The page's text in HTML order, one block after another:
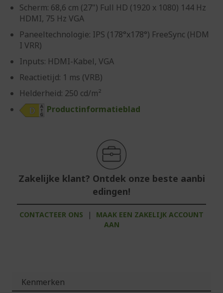
Scherm: 68,6 cm (27") Full HD (1920 x 1080) 144 Hz
HDMI, 75 Hz VGA
Paneeltechnologie: IPS (178°x178°) FreeSync (HDM
I VRR)
Inputs: HDMI-Kabel, VGA
Reactietijd: 1 ms (VRB)
Helderheid: 250 cd/m²
Productinformatieblad
Zakelijke klant? Ontdek onze beste aanbi
edingen!
CONTACTEER ONS |
MAAK EEN ZAKELIJK ACCOUNT
AAN
Kenmerken